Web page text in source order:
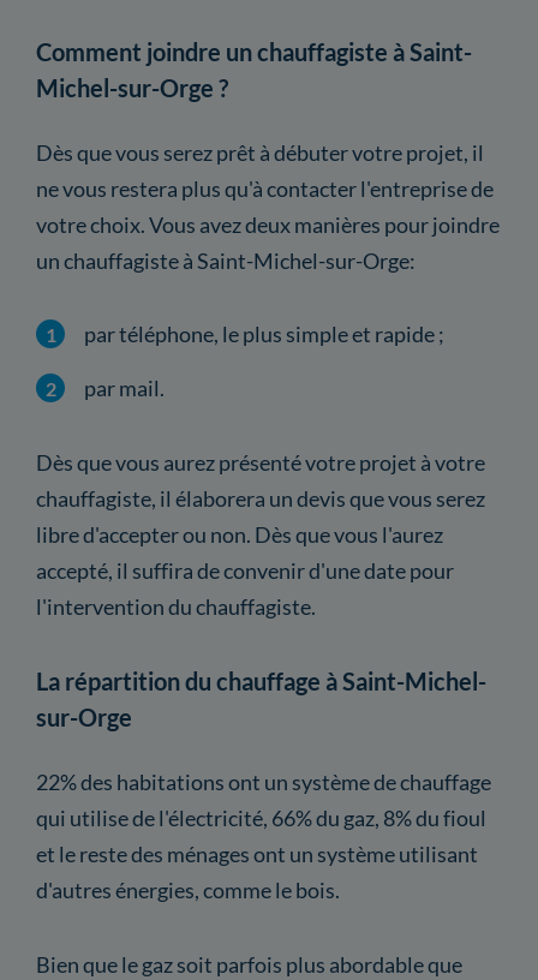
Comment joindre un chauffagiste à Saint-
Michel-sur-Orge ?
Dès que vous serez prêt à débuter votre projet, il
ne vous restera plus qu'à contacter l'entreprise de
votre choix. Vous avez deux manières pour joindre
un chauffagiste à Saint-Michel-sur-Orge:
par téléphone, le plus simple et rapide ;
par mail.
Dès que vous aurez présenté votre projet à votre
chauffagiste, il élaborera un devis que vous serez
libre d'accepter ou non. Dès que vous l'aurez
accepté, il suffira de convenir d'une date pour
l'intervention du chauffagiste.
La répartition du chauffage à Saint-Michel-
sur-Orge
22% des habitations ont un système de chauffage
qui utilise de l'électricité, 66% du gaz, 8% du fioul
et le reste des ménages ont un système utilisant
d'autres énergies, comme le bois.
Bien que le gaz soit parfois plus abordable que